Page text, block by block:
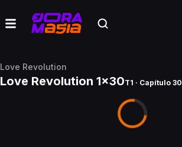
Love Revolution
Love Revolution 1x30T1 · Capítulo 30